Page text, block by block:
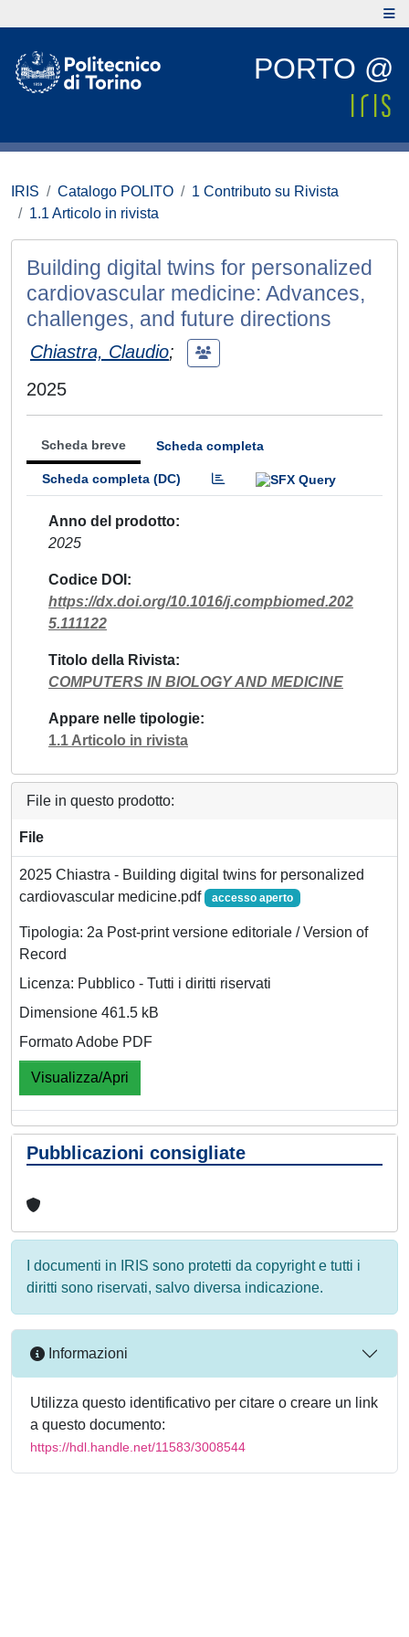
PORTO @
IRIS Catalogo POLITO
1 Contributo su Rivista
1.1 Articolo in rivista
Building digital twins for personalized
cardiovascular medicine: Advances,
challenges, and future directions
Chiastra, Claudio;
2025
Scheda breve Scheda completa
Scheda completa (DC)
Anno del prodotto
2025
Codice DOI
https://dx.doi.org/10.1016/j.compbiomed.202
5.111122
Titolo della Rivista
COMPUTERS IN BIOLOGY AND MEDICINE
Appare nelle tipologie
1.1 Articolo in rivista
File in questo prodotto:
File
2025 Chiastra - Building digital twins for personalized
cardiovascular medicine.pdf
accesso aperto
Tipologia: 2a Post-print versione editoriale / Version of
Record
Licenza: Pubblico - Tutti i diritti riservati
Dimensione 461.5 kB
Formato Adobe PDF
Visualizza/Apri
Pubblicazioni consigliate
I documenti in IRIS sono protetti da copyright e tutti i
diritti sono riservati, salvo diversa indicazione.
Informazioni
Utilizza questo identificativo per citare o creare un link
a questo documento:
https://hdl.handle.net/11583/3008544